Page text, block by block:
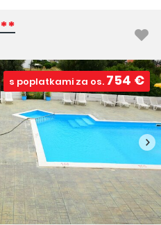
**
s poplatkami za os. 754 €